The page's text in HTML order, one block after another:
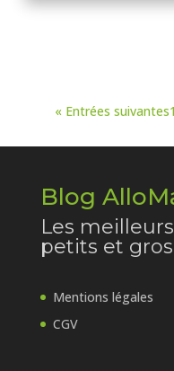
« Entrées suivantes1
Blog
Les
petits et
Mentions légales
CGV